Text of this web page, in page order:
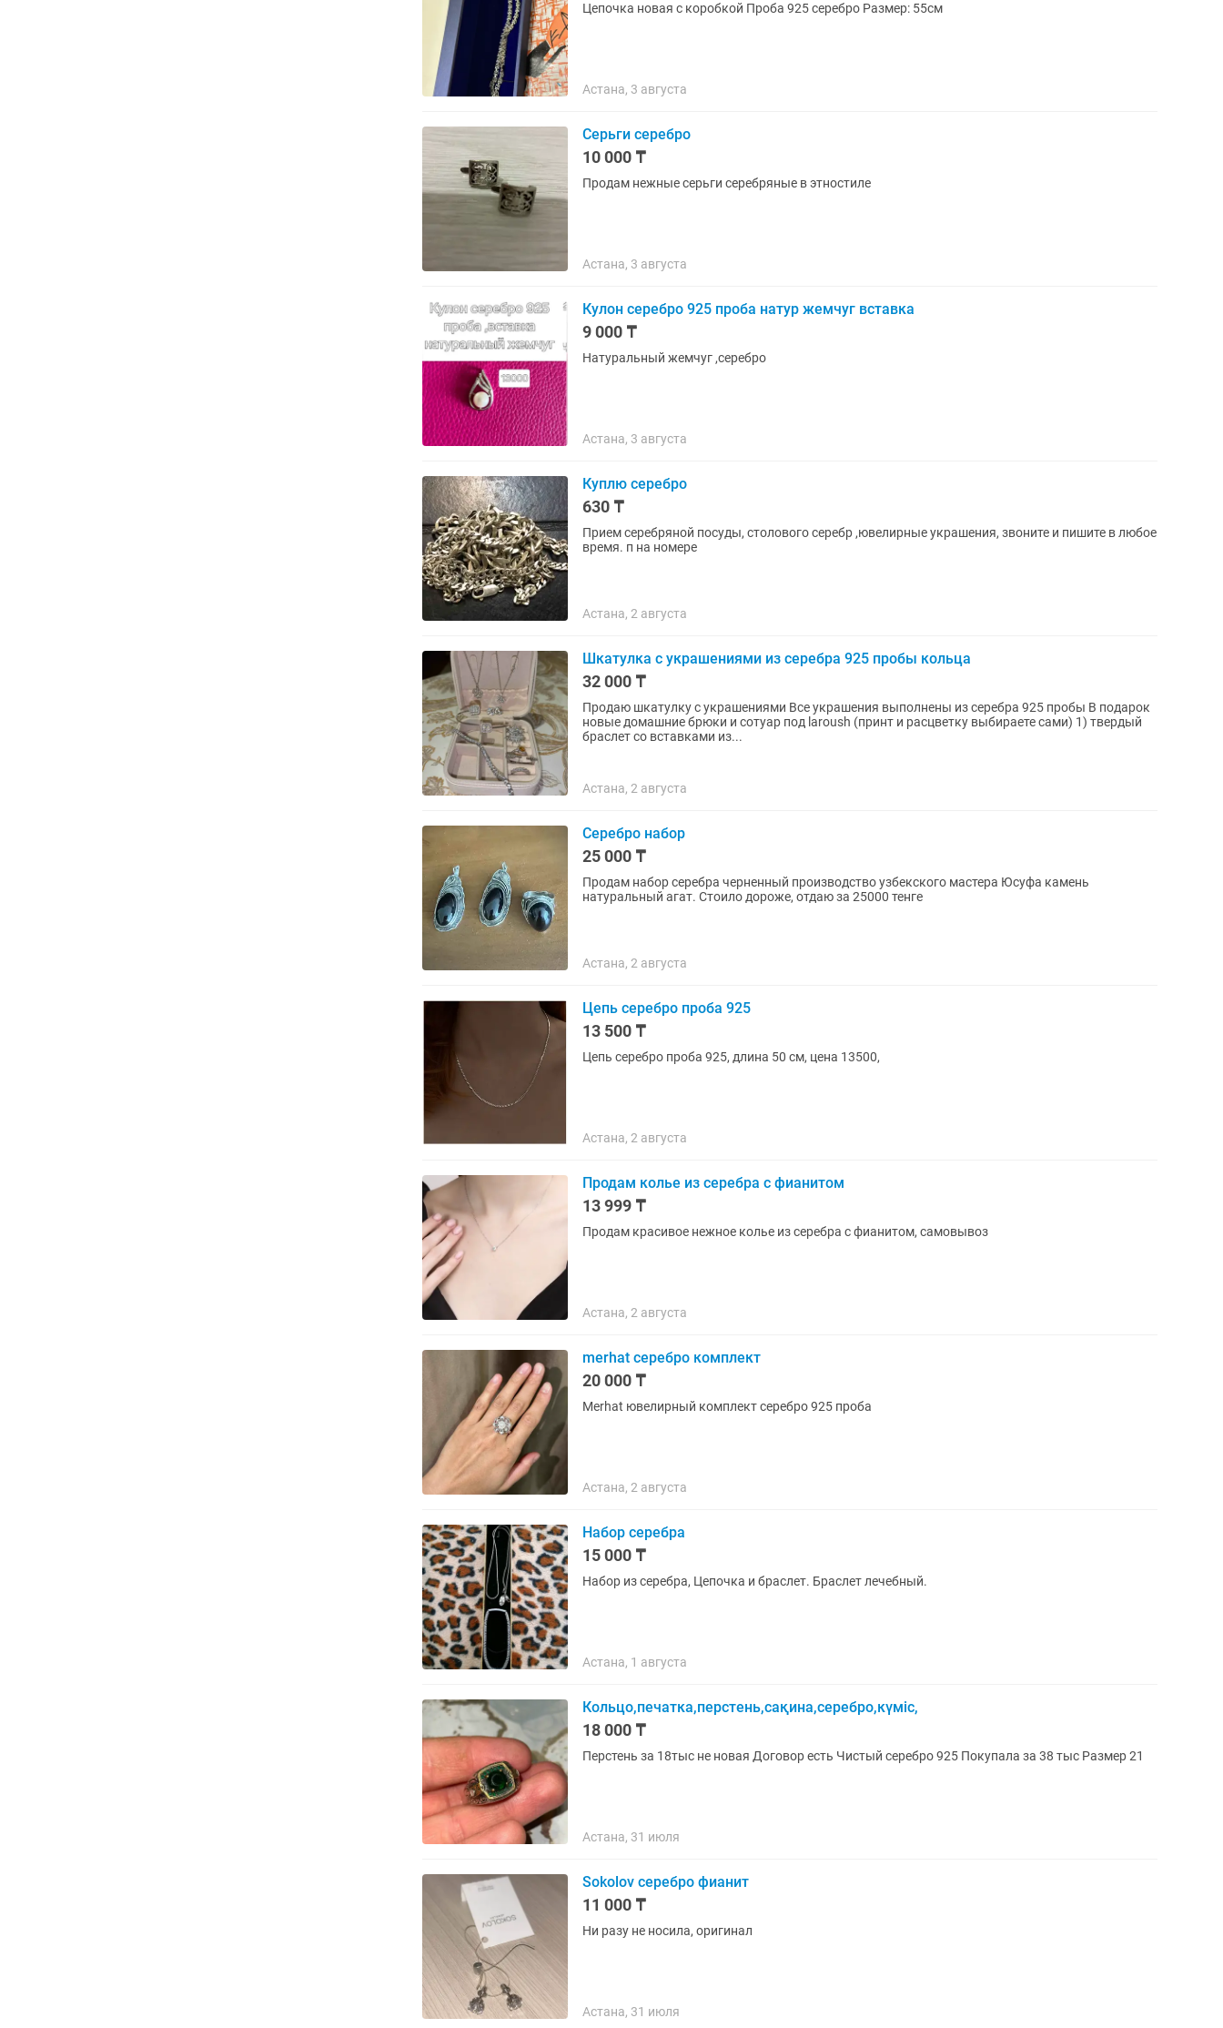
Цепочка новая с коробкой Проба 925 серебро Размер: 55см
Астана, 3 августа
Серьги серебро
10 000 ₸
Продам нежные серьги серебряные в этностиле
Астана, 3 августа
Кулон серебро 925 проба натур жемчуг вставка
9 000 ₸
Натуральный жемчуг ,серебро
Астана, 3 августа
Куплю серебро
630 ₸
Прием серебряной посуды, столового серебр ,ювелирные украшения, звоните и пишите в любое
время. п на номере
Астана, 2 августа
Шкатулка с украшениями из серебра 925 пробы кольца
32 000 ₸
Продаю шкатулку с украшениями Все украшения выполнены из серебра 925 пробы В подарок
новые домашние брюки и сотуар под laroush (принт и расцветку выбираете сами) 1) твердый
браслет co вставками из...
Астана, 2 августа
Серебро набор
25 000 ₸
Продам набор серебра черненный производство узбекского мастера Юсуфа камень
натуральный агат. Стоило дороже, отдаю за 25000 тенге
Астана, 2 августа
Цепь серебро проба 925
13 500 ₸
Цепь серебро проба 925, длина 50 см, цена 13500,
Астана, 2 августа
Продам колье из серебра с фианитом
13 999 ₸
Продам красивое нежное колье из серебра с фианитом, самовывоз
Астана, 2 августа
merhat серебро комплект
20 000 ₸
Merhat ювелирный комплект серебро 925 проба
Астана, 2 августа
Набор серебра
15 000 ₸
Набор из серебра, Цепочка и браслет. Браслет лечебный.
Астана, 1 августа
Кольцо,печатка,перстень,сақина,серебро,күміс,
18 000 ₸
Перстень за 18тыс не новая Договор есть Чистый серебро 925 Покупала за 38 тыс Размер 21
Астана, 31 июля
Sokolov серебро фианит
11 000 ₸
Ни разу не носила, оригинал
Астана, 31 июля